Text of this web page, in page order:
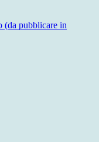
(da pubblicare in